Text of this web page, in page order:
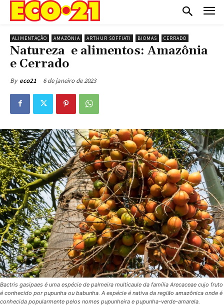
ALIMENTAÇÃO AMAZÔNIA ARTHUR SOFFIATI BIOMAS CERRADO
Natureza e alimentos: Amazônia
e Cerrado
By eco21 6 de janeiro de 2023
Bactris gasipaes é uma espécie de palmeira multicaule da família Arecaceae cujo fruto
é conhecido por pupunha ou babunha. A espécie é nativa da região amazônica onde é
conhecida popularmente pelos nomes pupunheira e pupunha-verde-amarela.